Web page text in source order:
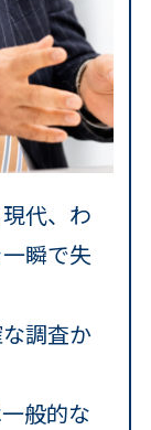
代、わ
瞬で失
調査か
般的な